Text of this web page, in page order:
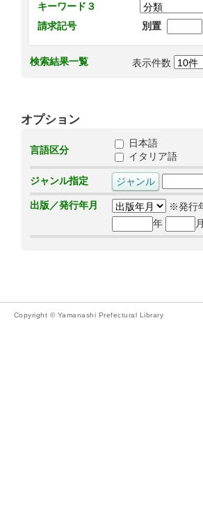
キーワード３
請求記号
別置
検索結果一覧 表示件数
オプション
言語区分
日本語
イタリア語
ジャンル指定
出版／発行年月
※発行
年
Copyright © Yamanashi Prefectural Library